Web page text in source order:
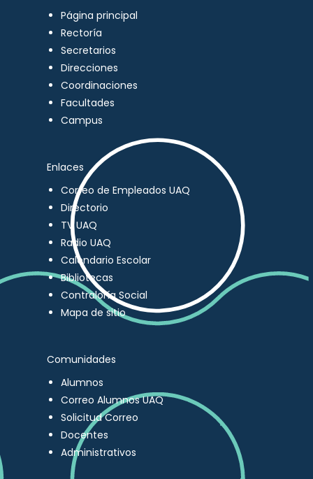
Página principal
Rectoría
Secretarios
Direcciones
Coordinaciones
Facultades
Campus
Enlaces
Correo de Empleados UAQ
Directorio
TV UAQ
Radio UAQ
Calendario Escolar
Bibliotecas
Contraloría Social
Mapa de sitio
Comunidades
Alumnos
Correo Alumnos UAQ
Solicitud Correo
Docentes
Administrativos